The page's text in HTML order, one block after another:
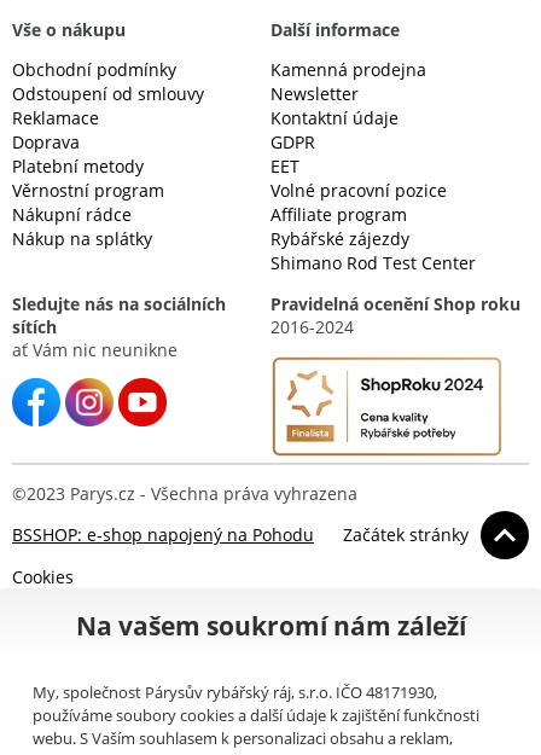
Vše o nákupu
Obchodní podmínky
Odstoupení od smlouvy
Reklamace
Doprava
Platební metody
Věrnostní program
Nákupní rádce
Nákup na splátky
Další informace
Kamenná prodejna
Newsletter
Kontaktní údaje
GDPR
EET
Volné pracovní pozice
Affiliate program
Rybářské zájezdy
Shimano Rod Test Center
Sledujte nás na sociálních
sítích
ať Vám nic neunikne
Pravidelná ocenění Shop roku
2016-2024
©2023 Parys.cz - Všechna práva vyhrazena
BSSHOP: e-shop napojený na Pohodu
Začátek stránky
Cookies
Na vašem soukromí nám záleží
My, společnost Párysův rybářský ráj, s.r.o. IČO 48171930,
používáme soubory cookies a další údaje k zajištění funkčnosti
webu. S Vaším souhlasem k personalizaci obsahu a reklam,